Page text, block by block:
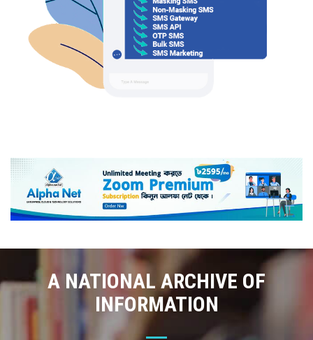
A NATIONAL ARCHIVE OF
INFORMATION